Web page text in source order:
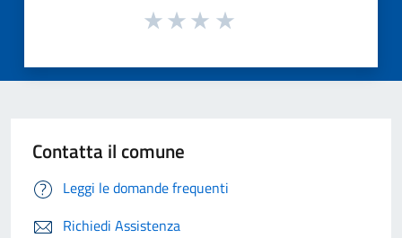
Contatta il comune
Leggi le domande frequenti
Richiedi Assistenza